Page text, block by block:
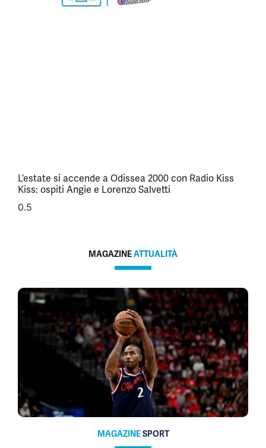
L’estate si accende a Odissea 2000 con Radio Kiss
Kiss: ospiti Angie e Lorenzo Salvetti
MAGAZINEATTUALITÀ
MAGAZINESPORT